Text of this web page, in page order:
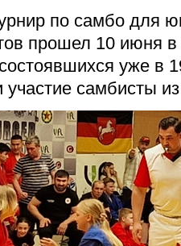
по самбо для
прошел 10 июня
уже в
самбисты